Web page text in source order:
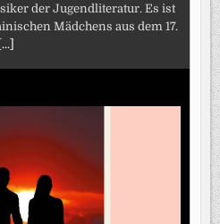
der Jugendliteratur. Es ist
Mädchens aus dem 17.
[...]